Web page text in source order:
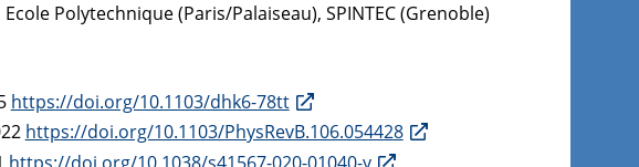
Ecole Polytechnique (Paris/Palaiseau), SPINTEC (Grenoble)
https://doi.org/10.1103/dhk6-78tt
https://doi.org/10.1103/PhysRevB.106.054428
https://doi.org/10.1038/s41567-020-01040-y